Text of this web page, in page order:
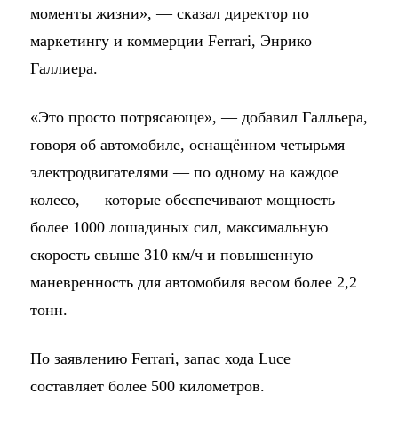
моменты жизни», — сказал директор по
маркетингу и коммерции Ferrari, Энрико
Галлиера.
«Это просто потрясающе», — добавил Галльера,
говоря об автомобиле, оснащённом четырьмя
электродвигателями — по одному на каждое
колесо, — которые обеспечивают мощность
более 1000 лошадиных сил, максимальную
скорость свыше 310 км/ч и повышенную
маневренность для автомобиля весом более 2,2
тонн.
По заявлению Ferrari, запас хода Luce
составляет более 500 километров.